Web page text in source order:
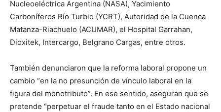
Nucleoeléctrica Argentina (NASA), Yacimiento
Carboníferos Río Turbio (YCRT), Autoridad de la Cuenca
Matanza-Riachuelo (ACUMAR), el Hospital Garrahan,
Dioxitek, Intercargo, Belgrano Cargas, entre otros.
También denunciaron que la reforma laboral propone un
cambio “en la no presunción de vínculo laboral en la
figura del monotributo”. En ese sentido, aseguran que se
pretende “perpetuar el fraude tanto en el Estado nacional